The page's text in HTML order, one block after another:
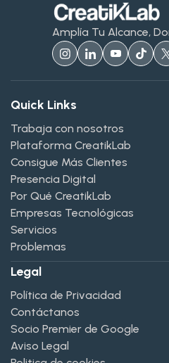
Amplía Tu Alcance,
Quick Links
Trabaja con nosotros
Plataforma CreatikLab
Consigue Más Clientes
Presencia Digital
Por Qué CreatikLab
Empresas Tecnológicas
Servicios
Problemas
Legal
Política de Privacidad
Contáctanos
Socio Premier de Google
Aviso Legal